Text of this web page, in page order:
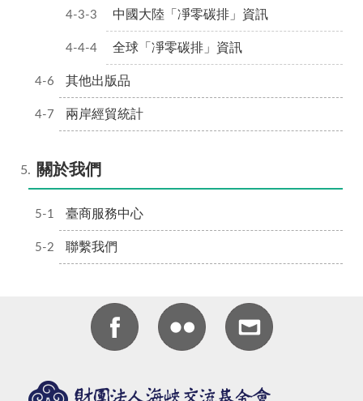
中國大陸「凈零碳排」資訊
全球「凈零碳排」資訊
其他出版品
兩岸經貿統計
關於我們
臺商服務中心
聯繫我們